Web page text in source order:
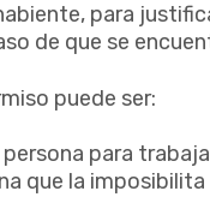
para
de que se
puede ser:
para
que la imposibilita